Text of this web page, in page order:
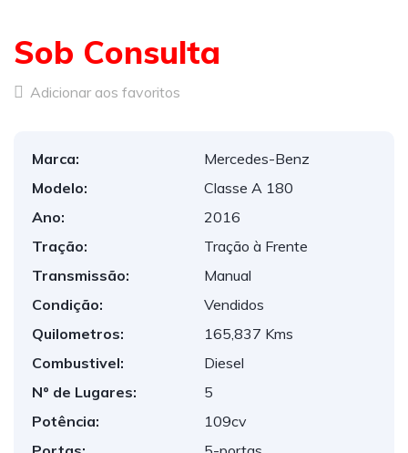
Sob Consulta
Adicionar aos favoritos
Marca:
Mercedes-Benz
Modelo:
Classe A 180
Ano:
2016
Tração:
Tração à Frente
Transmissão:
Manual
Condição:
Vendidos
Quilometros:
165,837 Kms
Combustivel:
Diesel
Nº de Lugares:
5
Potência:
109cv